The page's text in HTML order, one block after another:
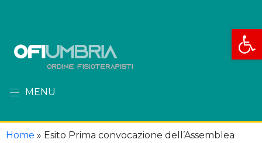
Apri
MENU
Home » Esito Prima convocazione dell’Assemblea